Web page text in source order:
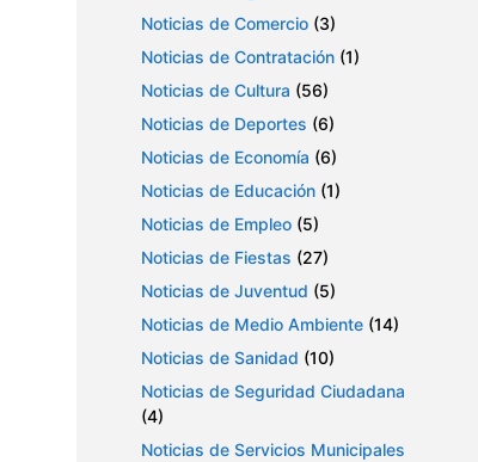
Noticias de Comercio (3)
Noticias de Contratación (1)
Noticias de Cultura (56)
Noticias de Deportes (6)
Noticias de Economía (6)
Noticias de Educación (1)
Noticias de Empleo (5)
Noticias de Fiestas (27)
Noticias de Juventud (5)
Noticias de Medio Ambiente (14)
Noticias de Sanidad (10)
Noticias de Seguridad Ciudadana
(4)
Noticias de Servicios Municipales